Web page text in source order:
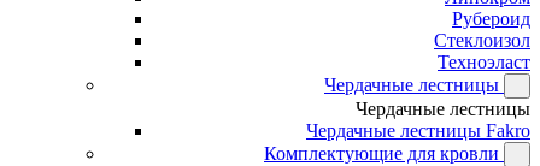
Рубероид
Стеклоизол
Техноэласт
Чердачные лестницы
Чердачные лестницы
Чердачные лестницы Fakro
Комплектующие для кровли